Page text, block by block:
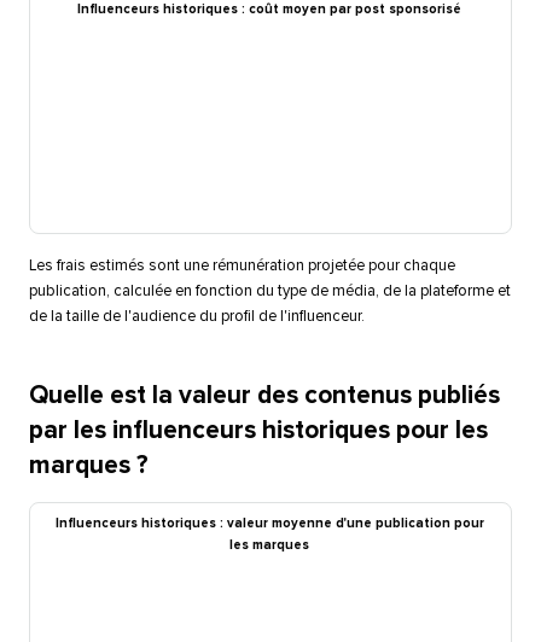
Influenceurs historiques : coût moyen par post sponsorisé​​
Les frais estimés sont une rémunération projetée pour chaque
publication, calculée en fonction du type de média, de la plateforme et
de la taille de l'audience du profil de l'influenceur.​​
Quelle est la valeur des contenus publiés
par les influenceurs historiques pour les
marques ?​​
Influenceurs historiques : valeur moyenne d'une publication pour
les marques​​